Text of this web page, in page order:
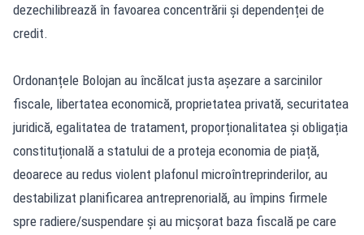
dezechilibrează în favoarea concentrării și dependenței de
credit.
Ordonanțele Bolojan au încălcat justa așezare a sarcinilor
fiscale, libertatea economică, proprietatea privată, securitatea
juridică, egalitatea de tratament, proporționalitatea și obligația
constituțională a statului de a proteja economia de piață,
deoarece au redus violent plafonul microîntreprinderilor, au
destabilizat planificarea antreprenorială, au împins firmele
spre radiere/suspendare și au micșorat baza fiscală pe care